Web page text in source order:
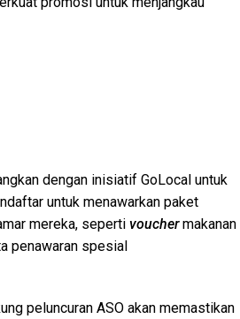
dengan inisiatif GoLocal untuk
untuk menawarkan paket
mereka, seperti vouchermakanan
penawaran spesial
peluncuran ASO akan memastikan